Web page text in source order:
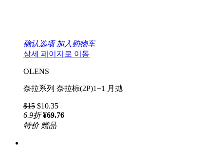
确认选项 加入购物车
상세 페이지로 이동
OLENS
奈拉系列 奈拉棕(2P)1+1 月抛
$15 $10.35
6.9折 ¥69.76
特价 赠品